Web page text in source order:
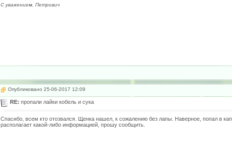
С уважением, Петрович
Опубликовано 25-06-2017 12:09
RE: пропали лайки кобель и сука
Спасибо, всем кто отозвался. Щенка нашел, к сожалению без лапы. Наверное, попал в
располагает какой-либо информацией, прошу сообщить.